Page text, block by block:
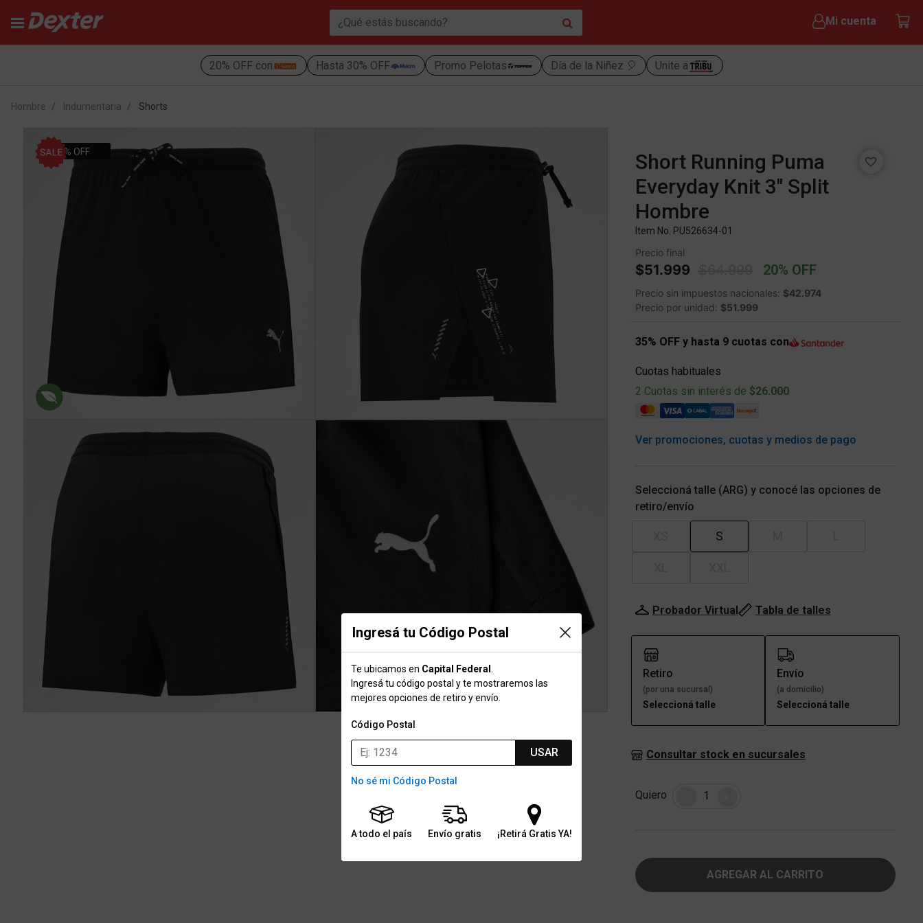
Mi cuenta
20% OFF con Hasta 30% OFF Promo Pelotas Día de la Niñez 🎈 Unite a
Ingresá tu Código Postal
Te ubicamos en Capital Federal
Ingresá tu código postal y te mostraremos las
mejores opciones de retiro y envío.
Código Postal
USAR
No sé mi Código Postal
A todo el país Envío gratis ¡Retirá Gratis YA!
Hombre Indumentaria Shorts
20% OFF
Short Running Puma
Everyday Knit 3" Split
Hombre
Item No. PU526634-01
Precio final
$51.999 Price reduced from
$64.999 20% OFF
Precio sin impuestos nacionales: $42.974
Precio por unidad: $51.999
35% OFF y hasta 9 cuotas con
Cuotas habituales
2 Cuotas sin interés de $26.000
Ver promociones, cuotas y medios de pago
Seleccioná talle (ARG) y conocé las opciones de
retiro/envío
S
Probador Virtual Tabla de talles
Retiro
(por una sucursal)
Seleccioná talle
Envío
(a domicilio)
Seleccioná talle
Consultar stock en sucursales
Quiero Cantidad
AGREGAR AL CARRITO